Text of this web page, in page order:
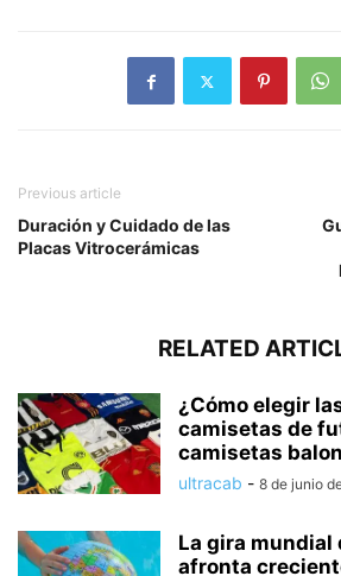
Previous article
Duración y Cuidado de las
Placas Vitrocerámicas
RELATED
¿Cómo elegir
camisetas de
camisetas
ultracab - 8 de junio
La gira mundial
afronta